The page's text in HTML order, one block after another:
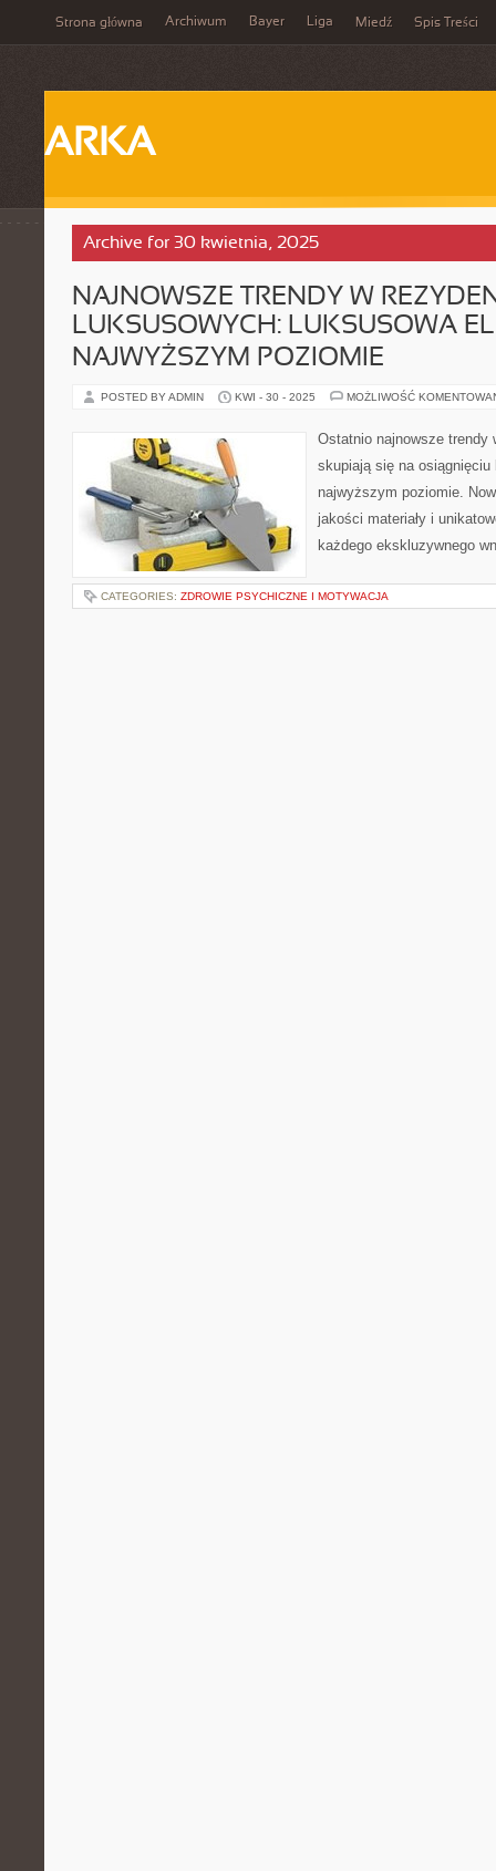
Strona główna Archiwum Bayer Liga Miedź Spis Treści
ARKA
Archive for 30 kwietnia, 2025
NAJNOWSZE TRENDY W
LUKSUSOWYCH: LUKSUSOWA
NAJWYŻSZYM POZIOMIE
POSTED BY ADMIN KWI - 30 - 2025 MOŻLIWOŚĆ
Ostatnio najnowsze trendy
skupiają się na
najwyższym poziomie.
jakości materiały i
każdego ekskluzywnego
CATEGORIES: ZDROWIE PSYCHICZNE I MOTYWACJA